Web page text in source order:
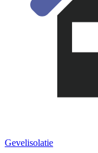
Gevelisolatie